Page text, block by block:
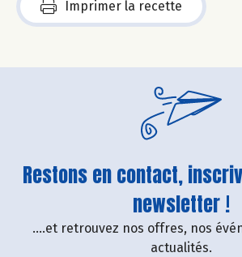
Imprimer la recette
Restons en contact,
newsletter !
....et retrouvez nos offres, nos
actualités.